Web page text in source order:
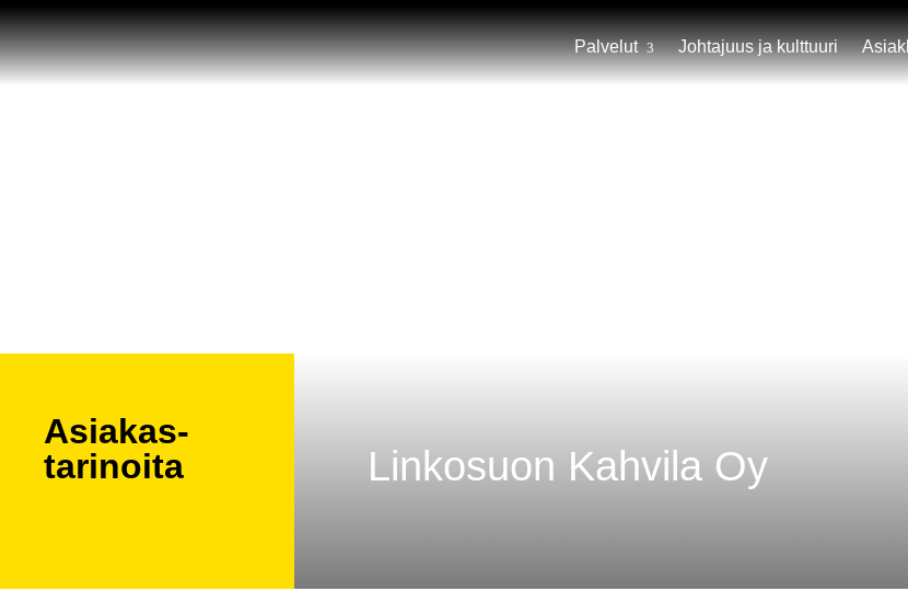
Palvelut Johtajuus ja kulttuuri
Asiakas­
tarinoita
Linkosuon Kahvila Oy